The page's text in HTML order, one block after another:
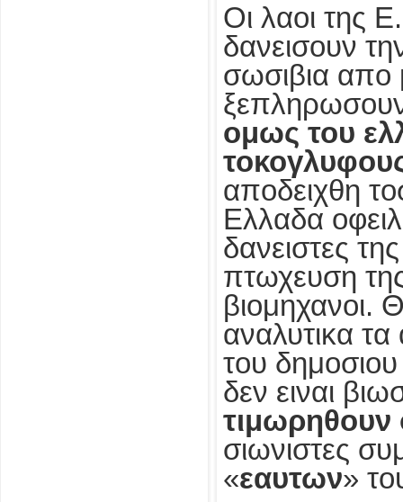
Οι λαοι της
δανεισουν
σωσιβια απο
ομως του
αποδειχθη
Ελλαδα
δανειστες
πτωχευση της
βιομηχανοι.
αναλυτικα τα
του δημοσιου
δεν ειναι
τιμωρηθουν
σιωνιστες
«εαυτων»